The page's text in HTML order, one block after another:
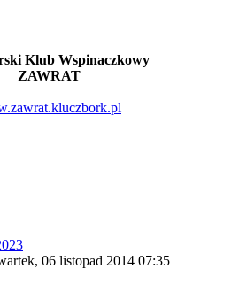
Klub Wspinaczkowy
ZAWRAT
06 listopad 2014 07:35